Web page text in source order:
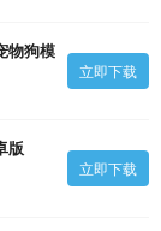
物狗模
立即下载
版
立即下载